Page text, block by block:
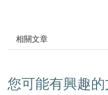
相關文章
您可能有興趣的